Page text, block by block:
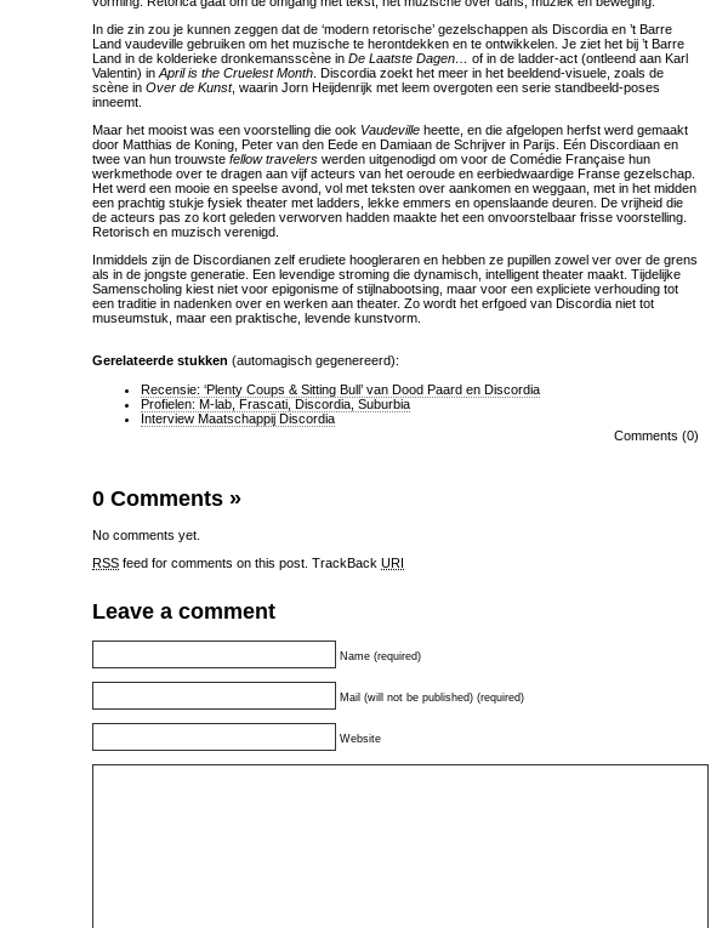
In die zin zou je kunnen zeggen dat de ‘modern retorische’ gezelschappen als Discordia en ’t Barre
Land vaudeville gebruiken om het muzische te herontdekken en te ontwikkelen. Je ziet het bij ’t Barre
Land in de kolderieke dronkemansscène in De Laatste Dagen… of in de ladder-act (ontleend aan Karl
Valentin) in April is the Cruelest Month . Discordia zoekt het meer in het beeldend-visuele, zoals de
scène in Over de Kunst, waarin Jorn Heijdenrijk met leem overgoten een serie standbeeld-poses
inneemt.
Maar het mooist was een voorstelling die ook Vaudeville heette, en die afgelopen herfst werd gemaakt
door Matthias de Koning, Peter van den Eede en Damiaan de Schrijver in Parijs. Eén Discordiaan en
twee van hun trouwste fellow travelers werden uitgenodigd om voor de Comédie Française hun
werkmethode over te dragen aan vijf acteurs van het oeroude en eerbiedwaardige Franse gezelschap.
Het werd een mooie en speelse avond, vol met teksten over aankomen en weggaan, met in het midden
een prachtig stukje fysiek theater met ladders, lekke emmers en openslaande deuren. De vrijheid die
de acteurs pas zo kort geleden verworven hadden maakte het een onvoorstelbaar frisse voorstelling.
Retorisch en muzisch verenigd.
Inmiddels zijn de Discordianen zelf erudiete hoogleraren en hebben ze pupillen zowel ver over de grens
als in de jongste generatie. Een levendige stroming die dynamisch, intelligent theater maakt. Tijdelijke
Samenscholing kiest niet voor epigonisme of stijlnabootsing, maar voor een expliciete verhouding tot
een traditie in nadenken over en werken aan theater. Zo wordt het erfgoed van Discordia niet tot
museumstuk, maar een praktische, levende kunstvorm.
Gerelateerde stukken (automagisch gegenereerd):
Recensie: ‘Plenty Coups & Sitting Bull’ van Dood Paard en Discordia
Profielen: M-lab, Frascati, Discordia, Suburbia
Interview Maatschappij Discordia
Comments (0)
0 Comments »
No comments yet.
RSS feed for comments on this post. TrackBack URI
Leave a comment
Name (required)
Mail (will not be published) (required)
Website